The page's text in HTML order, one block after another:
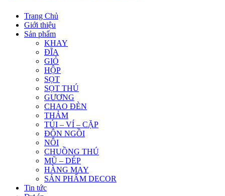
Trang Chủ
Giới thiệu
Sản phẩm
KHAY
ĐĨA
GIỎ
HỘP
SỌT
SỌT THÚ
GƯƠNG
CHAO ĐÈN
THẢM
TÚI – VÍ – CẶP
ĐÔN NGỒI
NÔI
CHUỒNG THÚ
MŨ – DÉP
HÀNG MAY
SẢN PHẨM DECOR
Tin tức